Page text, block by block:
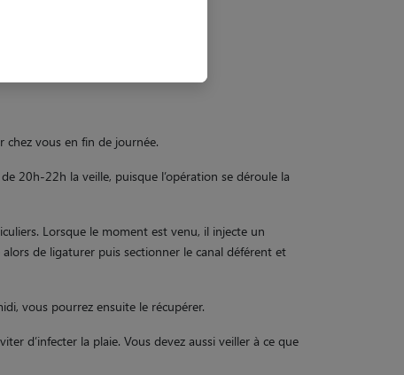
vous en fin de journée.
20h-22h la veille, puisque l’opération se déroule la
Lorsque le moment est venu, il injecte un
alors de ligaturer puis sectionner le canal déférent et
vous pourrez ensuite le récupérer.
d’infecter la plaie. Vous devez aussi veiller à ce que